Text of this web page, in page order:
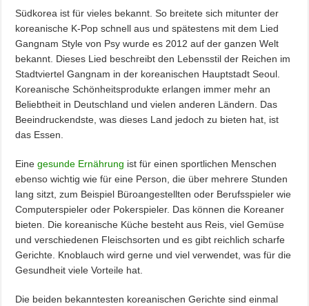
Südkorea ist für vieles bekannt. So breitete sich mitunter der
koreanische K-Pop schnell aus und spätestens mit dem Lied
Gangnam Style von Psy wurde es 2012 auf der ganzen Welt
bekannt. Dieses Lied beschreibt den Lebensstil der Reichen im
Stadtviertel Gangnam in der koreanischen Hauptstadt Seoul.
Koreanische Schönheitsprodukte erlangen immer mehr an
Beliebtheit in Deutschland und vielen anderen Ländern. Das
Beeindruckendste, was dieses Land jedoch zu bieten hat, ist
das Essen.
Einegesunde Ernährung ist für einen sportlichen Menschen
ebenso wichtig wie für eine Person, die über mehrere Stunden
lang sitzt, zum Beispiel Büroangestellten oder Berufsspieler wie
Computerspieler oder Pokerspieler. Das können die Koreaner
bieten. Die koreanische Küche besteht aus Reis, viel Gemüse
und verschiedenen Fleischsorten und es gibt reichlich scharfe
Gerichte. Knoblauch wird gerne und viel verwendet, was für die
Gesundheit viele Vorteile hat.
Die beiden bekanntesten koreanischen Gerichte sind einmal